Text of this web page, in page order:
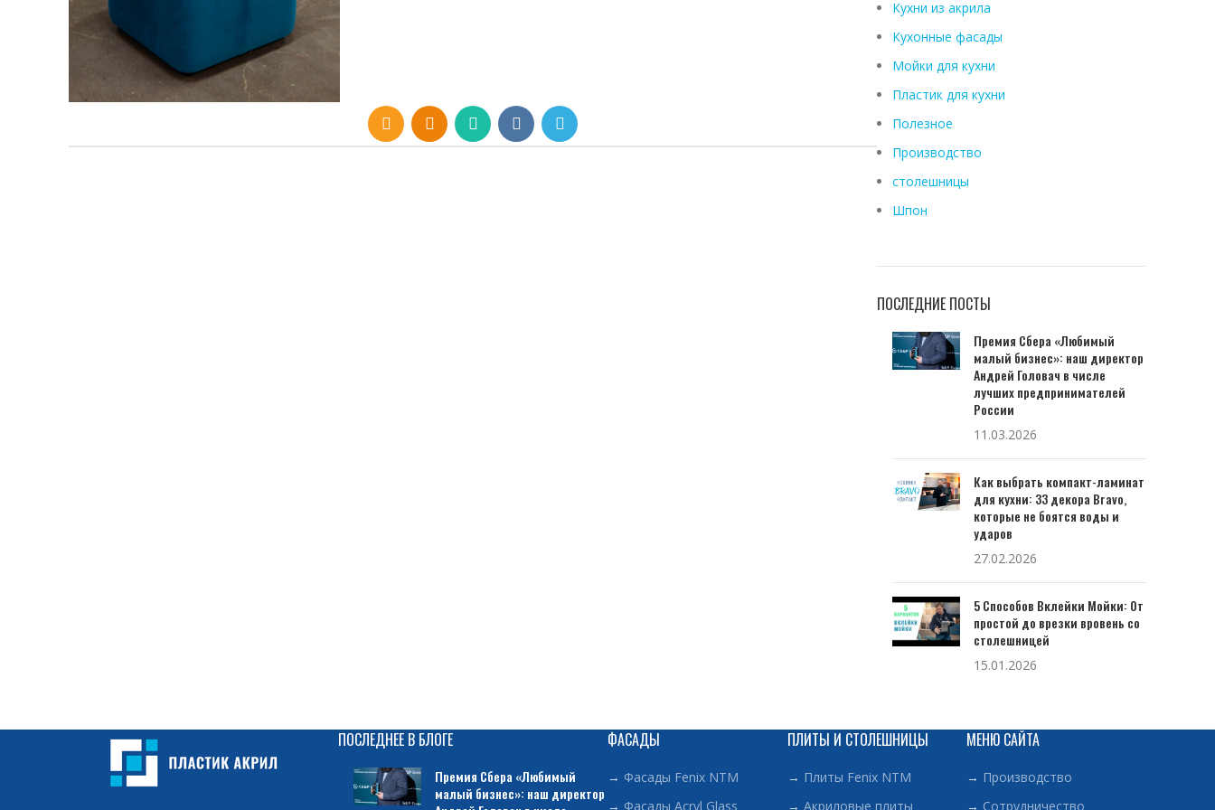
Кухни из акрила
Кухонные фасады
Мойки для кухни
Пластик для кухни
Полезное
Производство
столешницы
Шпон
ПОСЛЕДНИЕ ПОСТЫ
Премия Сбера «Любимый
малый бизнес»: наш директор
Андрей Головач в числе
лучших предпринимателей
России
11.03.2026
Как выбрать компакт-ламинат
для кухни: 33 декора Bravo,
которые не боятся воды и
ударов
27.02.2026
5 Способов Вклейки Мойки: От
простой до врезки вровень со
столешницей
15.01.2026
ПОСЛЕДНЕЕ В БЛОГЕ
Премия Сбера «Любимый
малый бизнес»: наш директор
ФАСАДЫ
→ Фасады Fenix NTM
→ Фасады Acryl Glass
ПЛИТЫ И СТОЛЕШНИЦЫ
→ Плиты Fenix NTM
→ Акриловые плиты
МЕНЮ САЙТА
→ Производство
→ Сотрудничество